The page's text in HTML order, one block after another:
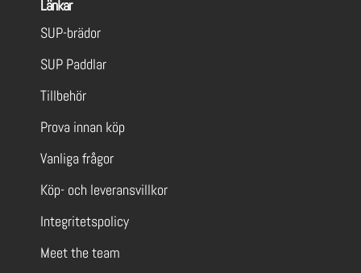
Länkar
SUP-brädor
SUP Paddlar
Tillbehör
Prova innan köp
Vanliga frågor
Köp- och leveransvillkor
Integritetspolicy
Meet the team